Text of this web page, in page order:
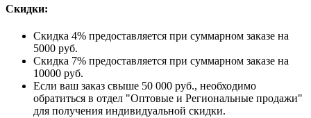
Скидки:
Скидка 4% предоставляется при суммарном заказе на
5000 руб.
Скидка 7% предоставляется при суммарном заказе на
10000 руб.
Если ваш заказ свыше 50 000 руб., необходимо
обратиться в отдел "Оптовые и Региональные продажи"
для получения индивидуальной скидки.